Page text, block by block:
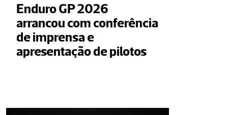
Enduro GP 2026
arrancou com conferência
de imprensa e